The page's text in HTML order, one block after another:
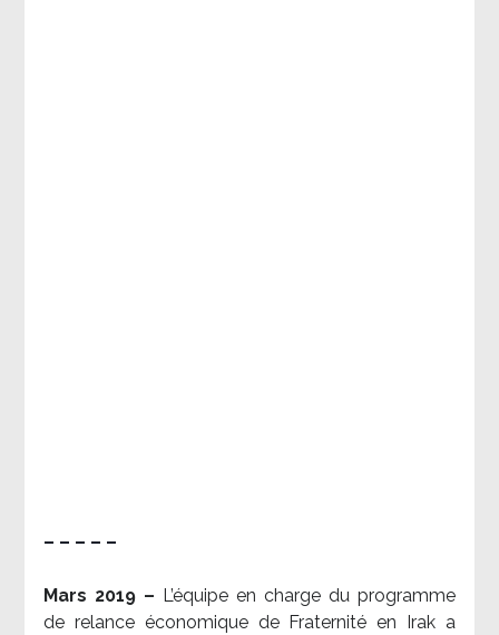
– – – – –
Mars 2019 – L’équipe en charge du programme
de relance économique de Fraternité en Irak a